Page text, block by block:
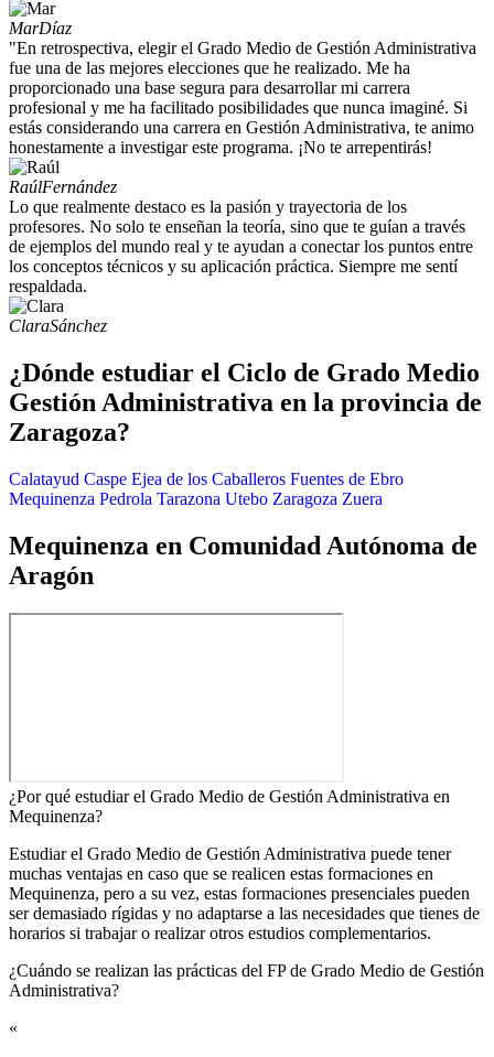
MarDíaz
"En retrospectiva, elegir el Grado Medio de Gestión Administrativa
fue una de las mejores elecciones que he realizado. Me ha
proporcionado una base segura para desarrollar mi carrera
profesional y me ha facilitado posibilidades que nunca imaginé. Si
estás considerando una carrera en Gestión Administrativa, te animo
honestamente a investigar este programa. ¡No te arrepentirás!
RaúlFernández
Lo que realmente destaco es la pasión y trayectoria de los
profesores. No solo te enseñan la teoría, sino que te guían a través
de ejemplos del mundo real y te ayudan a conectar los puntos entre
los conceptos técnicos y su aplicación práctica. Siempre me sentí
respaldada.
ClaraSánchez
¿Dónde estudiar el Ciclo de Grado Medio
Gestión Administrativa en la provincia de
Zaragoza?
Calatayud Caspe Ejea de los Caballeros Fuentes de Ebro
Mequinenza Pedrola Tarazona Utebo Zaragoza Zuera
Mequinenza en Comunidad Autónoma de
Aragón
¿Por qué estudiar el Grado Medio de Gestión Administrativa en
Mequinenza?
Estudiar el Grado Medio de Gestión Administrativa puede tener
muchas ventajas en caso que se realicen estas formaciones en
Mequinenza, pero a su vez, estas formaciones presenciales pueden
ser demasiado rígidas y no adaptarse a las necesidades que tienes de
horarios si trabajar o realizar otros estudios complementarios.
¿Cuándo se realizan las prácticas del FP de Grado Medio de Gestión
Administrativa?​
«